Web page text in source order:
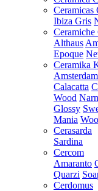
Ceramicas
Ibiza Gris
Ceramiche
Althaus
Epoque
Ceramika
Amsterdam
Calacatta
Wood
Glossy
Mania
Cerasarda
Sardina
Cercom
Amaranto
Quarzi
Cerdomus